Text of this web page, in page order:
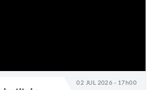
02 JUL 2026 - 17h00